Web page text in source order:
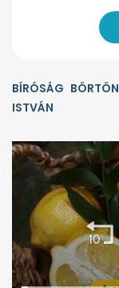
BÍRÓSÁG BÖRTÖN
ISTVÁN